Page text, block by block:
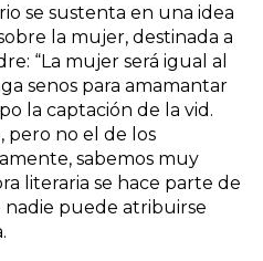
se sustenta en una idea
la mujer, destinada a
“La mujer será igual al
senos para amamantar
la captación de la vid.
pero no el de los
sabemos muy
literaria se hace parte de
puede atribuirse